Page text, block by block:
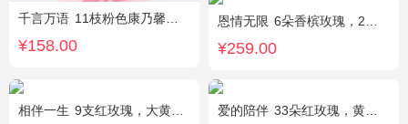
千言万语 11枝粉色康乃馨，栀子叶间插丰满
¥158.00
恩情无限 6朵香槟玫瑰，2枝向日葵，蓝色绣球，绿色桔梗、绿叶搭配
¥259.00
相伴一生 9支红玫瑰，大黄莺.满天星搭配。 爱的陪伴 33朵红玫瑰，黄莺间插点缀，白色满天星外围点缀搭配